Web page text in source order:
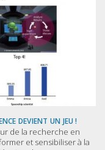
DEVIENT UN JEU !
de la recherche en
et sensibiliser à la